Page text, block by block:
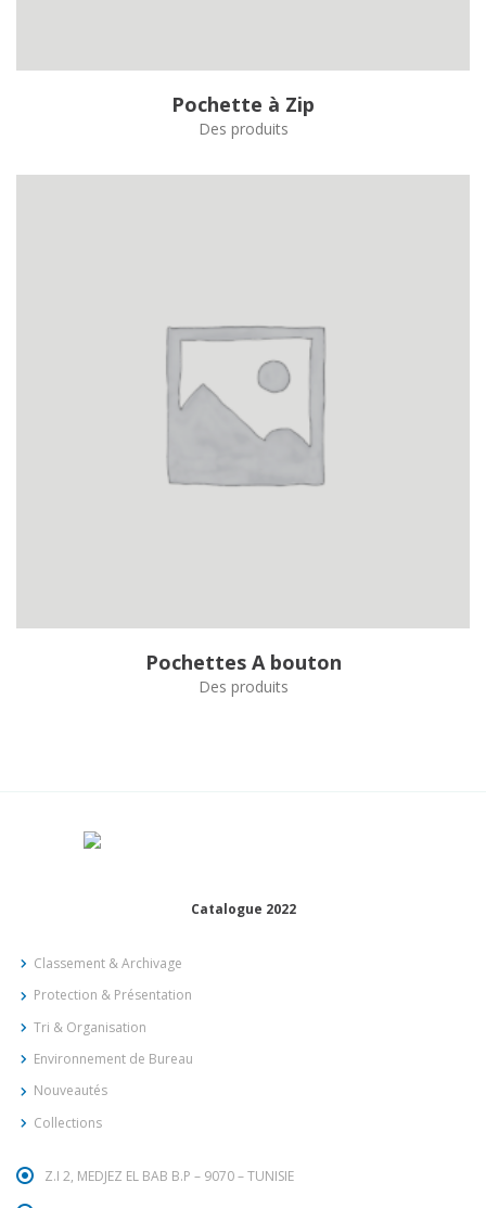
Pochette à Zip
Des produits
Pochettes A bouton
Des produits
Catalogue 2022
Classement & Archivage
Protection & Présentation
Tri & Organisation
Environnement de Bureau
Nouveautés
Collections
Z.I 2, MEDJEZ EL BAB B.P – 9070 – TUNISIE